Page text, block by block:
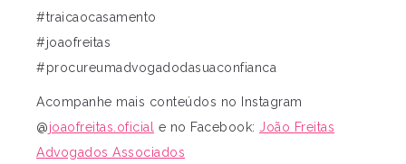
#traicaocasamento
#joaofreitas
#procureumadvogadodasuaconfianca
Acompanhe mais conteúdos no Instagram
@joaofreitas.oficial e no Facebook: João Freitas
Advogados Associados